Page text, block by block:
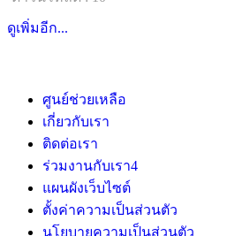
ดูเพิ่มอีก...
ศูนย์ช่วยเหลือ
เกี่ยวกับเรา
ติดต่อเรา
ร่วมงานกับเรา4
แผนผังเว็บไซต์
ตั้งค่าความเป็นส่วนตัว
นโยบายความเป็นส่วนตัว